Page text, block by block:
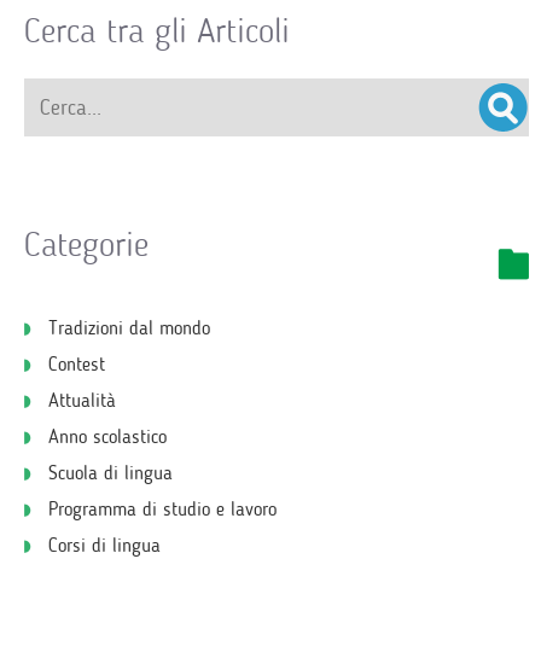
Cerca tra gli Articoli
Categorie
Tradizioni dal mondo
Contest
Attualità
Anno scolastico
Scuola di lingua
Programma di studio e lavoro
Corsi di lingua